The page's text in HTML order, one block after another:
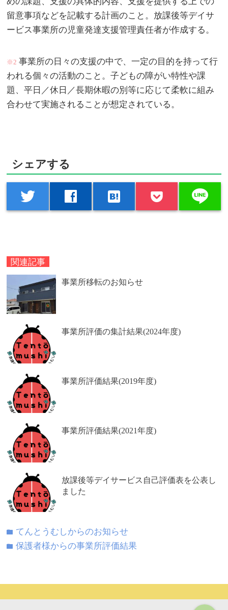
留意事項などを記載する計画のこと。放課後等デイサ
ービス事業所の児童発達支援管理責任者が作成する。
※2 事業所の日々の支援の中で、一定の目的を持って行
われる個々の活動のこと。子どもの障がい特性や課
題、平日／休日／長期休暇の別等に応じて柔軟に組み
合わせて実施されることが想定されている。
シェアする
twitter facebook hatenabookmark line
関連記事
事業所移転のお知らせ
事業所評価の集計結果(2024年度)
事業所評価結果(2019年度)
事業所評価結果(2021年度)
放課後等デイサービス自己評価表を公表し
ました
folder てんとうむしからのお知らせ
folder保護者様からの事業所評価結果